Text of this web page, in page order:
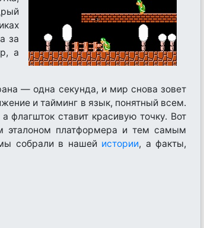
за
а
— одна секунда, и мир снова зовет
и тайминг в язык, понятный всем.
флагшток ставит красивую точку. Вот
эталоном платформера и тем самым
собрали в нашей истории, а факты,